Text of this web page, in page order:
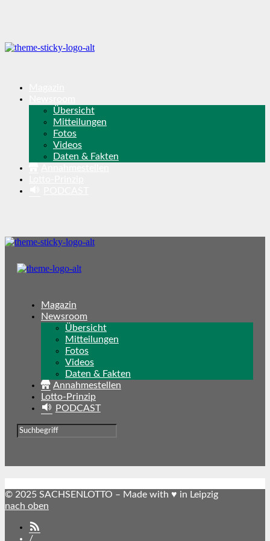
Übersicht
Mitteilungen
Fotos
Videos
Daten & Fakten
Magazin
Newsroom
Übersicht
Mitteilungen
Fotos
Videos
Daten & Fakten
Annahmestellen
Lotto-Prinzip
PODCAST
© 2025 SACHSENLOTTO – Made with ♥ in Leipzig
nach oben
/